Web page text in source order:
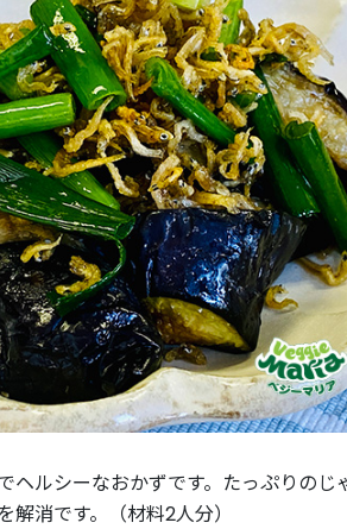
ヘルシーなおかずです。たっぷりのじ
解消です。（材料2人分）